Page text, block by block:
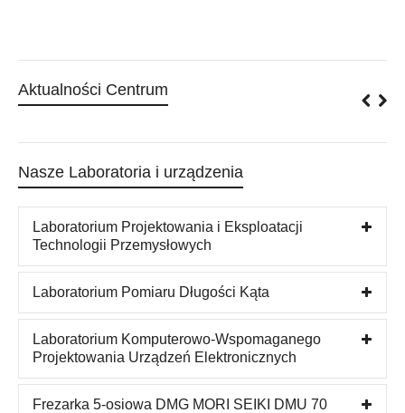
Aktualności Centrum
Nasze Laboratoria i urządzenia
Laboratorium Projektowania i Eksploatacji
Technologii Przemysłowych
Laboratorium Pomiaru Długości Kąta
Laboratorium Komputerowo-Wspomaganego
Projektowania Urządzeń Elektronicznych
Frezarka 5-osiowa DMG MORI SEIKI DMU 70